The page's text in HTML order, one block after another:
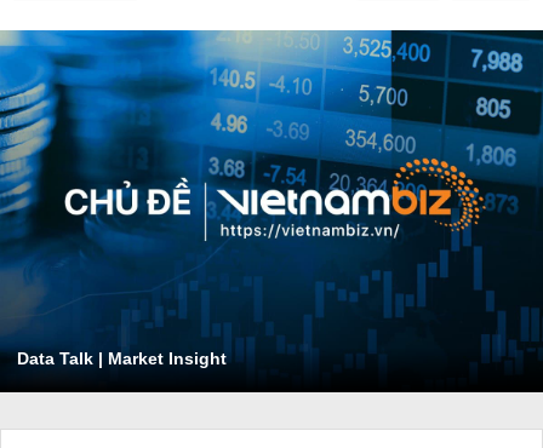
Data Talk | Market Insight